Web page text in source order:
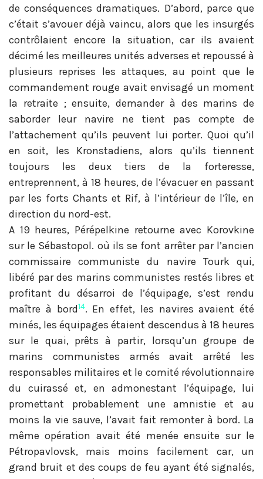
de conséquences dramatiques. D’abord, parce que
c’était s’avouer déjà vaincu, alors que les insurgés
contrôlaient encore la situation, car ils avaient
décimé les meilleures unités adverses et repoussé à
plusieurs reprises les attaques, au point que le
commandement rouge avait envisagé un moment
la retraite ; ensuite, demander à des marins de
saborder leur navire ne tient pas compte de
l’attachement qu’ils peuvent lui porter. Quoi qu’il
en soit, les Kronstadiens, alors qu’ils tiennent
toujours les deux tiers de la forteresse,
entreprennent, à 18 heures, de l’évacuer en passant
par les forts Chants et Rif, à l’intérieur de l’île, en
direction du nord-est.
A 19 heures, Pérépelkine retourne avec Korovkine
sur le Sébastopol. où ils se font arrêter par l’ancien
commissaire communiste du navire Tourk qui,
libéré par des marins communistes restés libres et
profitant du désarroi de l’équipage, s’est rendu
maître à bord14. En effet, les navires avaient été
minés, les équipages étaient descendus à 18 heures
sur le quai, prêts à partir, lorsqu’un groupe de
marins communistes armés avait arrêté les
responsables militaires et le comité révolutionnaire
du cuirassé et, en admonestant l’équipage, lui
promettant probablement une amnistie et au
moins la vie sauve, l’avait fait remonter à bord. La
même opération avait été menée ensuite sur le
Pétropavlovsk, mais moins facilement car, un
grand bruit et des coups de feu ayant été signalés,